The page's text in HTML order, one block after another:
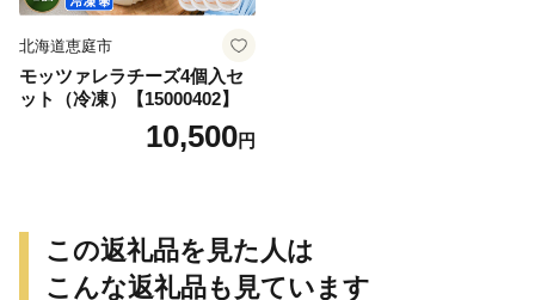
北海道恵庭市
モッツァレラチーズ4個入セ
ット（冷凍）【15000402】
10,500円
この返礼品を見た人は
こんな返礼品も見ています